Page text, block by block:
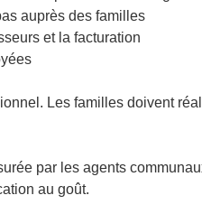
auprès des familles
et la facturation
Les familles doivent
par les agents
au goût.